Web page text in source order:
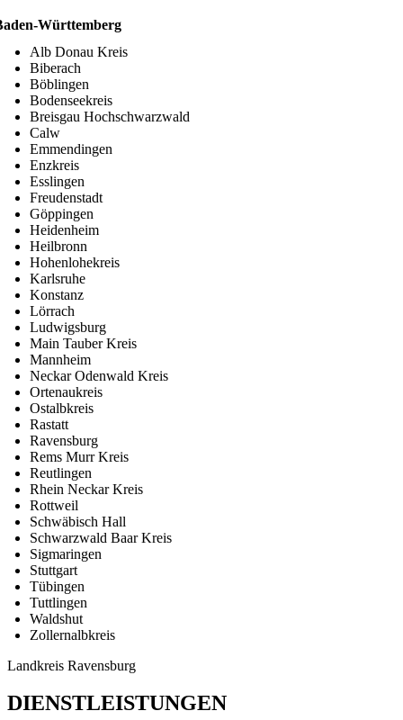
Württemberg
Alb Donau Kreis
Biberach
Böblingen
Bodenseekreis
Breisgau Hochschwarzwald
Calw
Emmendingen
Enzkreis
Esslingen
Freudenstadt
Göppingen
Heidenheim
Heilbronn
Hohenlohekreis
Karlsruhe
Konstanz
Lörrach
Ludwigsburg
Main Tauber Kreis
Mannheim
Neckar Odenwald Kreis
Ortenaukreis
Ostalbkreis
Rastatt
Ravensburg
Rems Murr Kreis
Reutlingen
Rhein Neckar Kreis
Rottweil
Schwäbisch Hall
Schwarzwald Baar Kreis
Sigmaringen
Stuttgart
Tübingen
Tuttlingen
Waldshut
Zollernalbkreis
Landkreis Ravensburg
DIENSTLEISTUNGEN